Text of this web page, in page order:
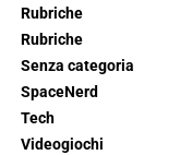
Rubriche
Rubriche
Senza categoria
SpaceNerd
Tech
Videogiochi